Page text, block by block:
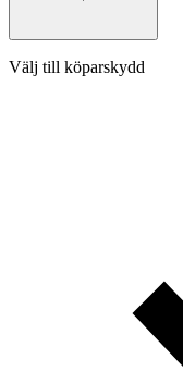
Välj till köparskydd